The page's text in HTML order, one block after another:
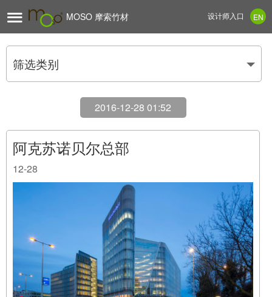
 MOSO 摩索竹材 EN
设计师入口
筛选类别
2016-12-28 01:52
阿克苏诺贝尔总部
12-28